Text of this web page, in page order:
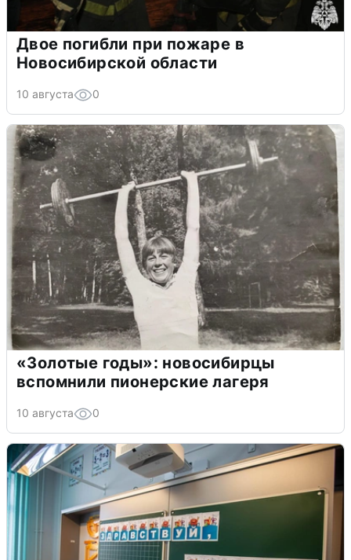
Двое погибли при пожаре в
Новосибирской области
10 августа 0
«Золотые годы»: новосибирцы
вспомнили пионерские лагеря
10 августа 0